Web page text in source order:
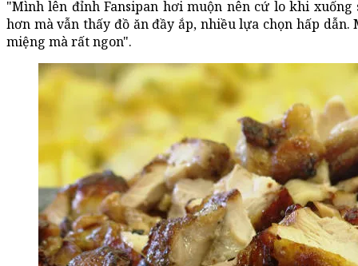
"Mình lên đỉnh Fansipan hơi muộn nên cứ lo khi
hơn mà vẫn thấy đồ ăn đầy ắp, nhiều lựa chọn hấp
miệng mà rất ngon".